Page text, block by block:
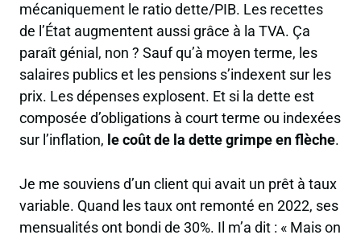
mécaniquement le ratio dette/PIB. Les recettes
de l’État augmentent aussi grâce à la TVA. Ça
paraît génial, non ? Sauf qu’à moyen terme, les
salaires publics et les pensions s’indexent sur les
prix. Les dépenses explosent. Et si la dette est
composée d’obligations à court terme ou indexées
sur l’inflation, le coût de la dette grimpe en flèche.
Je me souviens d’un client qui avait un prêt à taux
variable. Quand les taux ont remonté en 2022, ses
mensualités ont bondi de 30%. Il m’a dit : « Mais on